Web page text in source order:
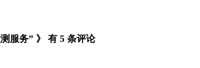
服务” 》 有 5 条评论